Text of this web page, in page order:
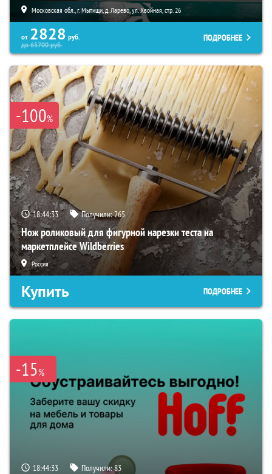
Московская обл., г. Мытищи, д. Ларево, ул. Хвойная, стр. 26
от 2828 руб.
до65700руб.
ПОДРОБНЕЕ
-100%
18:44:32 Получили:265
Нож роликовый для фигурной нарезки теста на
маркетплейсе Wildberries
Россия
Купить ПОДРОБНЕЕ
-15%
18:44:32 Получили:83